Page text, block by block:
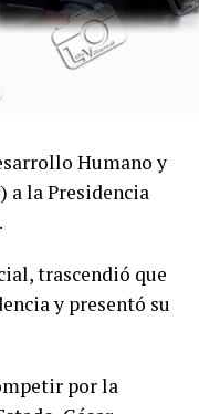
Humano y
a la Presidencia
trascendió que
y presentó su
por la